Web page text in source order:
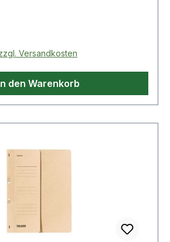
Versandkosten
den Warenkorb